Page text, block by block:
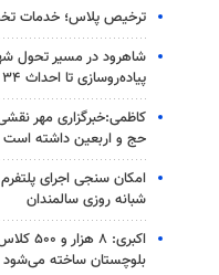
ترخیص پلاس؛ خدمات
پیاده‌روسازی تا احداث ۳۴ پارک
کاظمی:خبرگزاری مهر
حج و اربعین داشته است
امکان سنجی اجرای پلتفرم
شبانه روزی سالمندان
اکبری: ۸
بلوچستان ساخته می‌شود